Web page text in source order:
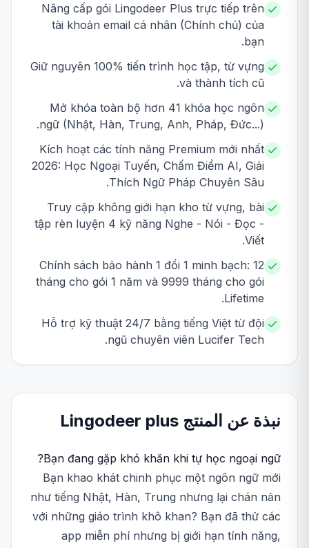
Nâng cấp gói Lingodeer Plus trực tiếp trên
tài khoản email cá nhân (Chính chủ) của
bạn.
Giữ nguyên 100% tiến trình học tập, từ vựng
và thành tích cũ.
Mở khóa toàn bộ hơn 41 khóa học ngôn
ngữ (Nhật, Hàn, Trung, Anh, Pháp, Đức...).
Kích hoạt các tính năng Premium mới nhất
2026: Học Ngoại Tuyến, Chấm Điểm AI, Giải
Thích Ngữ Pháp Chuyên Sâu.
Truy cập không giới hạn kho từ vựng, bài
tập rèn luyện 4 kỹ năng Nghe - Nói - Đọc -
Viết.
Chính sách bảo hành 1 đổi 1 minh bạch: 12
tháng cho gói 1 năm và 9999 tháng cho gói
Lifetime.
Hỗ trợ kỹ thuật 24/7 bằng tiếng Việt từ đội
ngũ chuyên viên Lucifer Tech.
نبذة عن المنتج Lingodeer plus
Bạn đang gặp khó khăn khi tự học ngoại ngữ?
Bạn khao khát chinh phục một ngôn ngữ mới
như tiếng Nhật, Hàn, Trung nhưng lại chán nản
với những giáo trình khô khan? Bạn đã thử các
app miễn phí nhưng bị giới hạn tính năng,